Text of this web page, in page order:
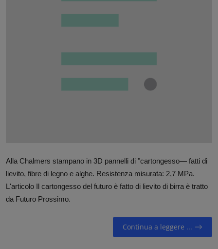
Alla Chalmers stampano in 3D pannelli di "cartongesso— fatti di
lievito, fibre di legno e alghe. Resistenza misurata: 2,7 MPa.
L'articolo Il cartongesso del futuro è fatto di lievito di birra è tratto
da Futuro Prossimo.
Continua a leggere ...